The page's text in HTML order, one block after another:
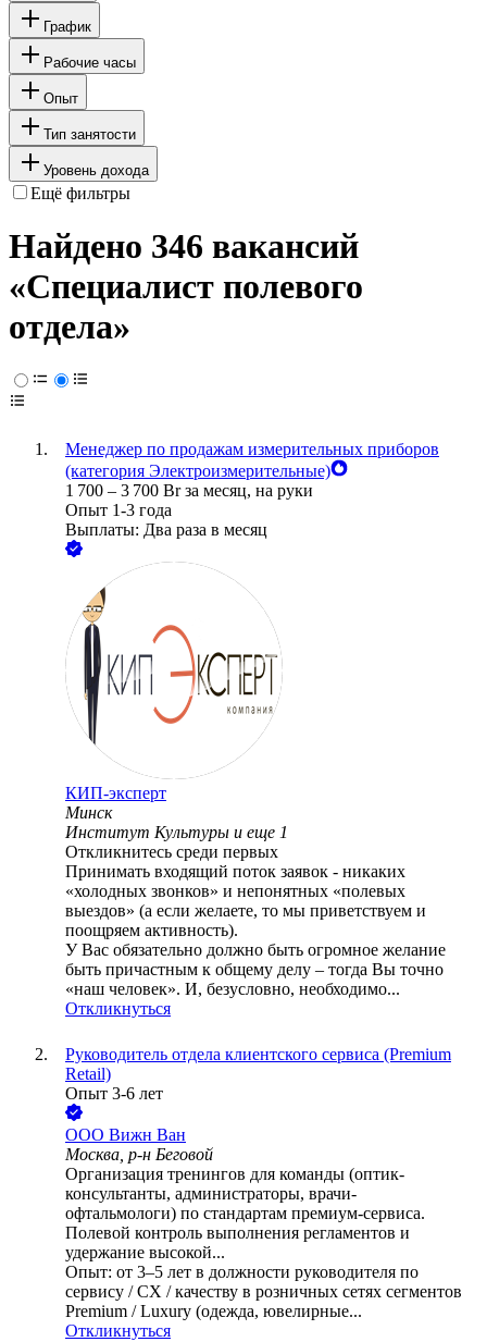
График
Рабочие часы
Опыт
Тип занятости
Уровень дохода
Ещё фильтры
Найдено 346 вакансий
«Специалист полевого
отдела»
Менеджер по продажам измерительных приборов
(категория Электроизмерительные)
1 700 – 3 700 Br за месяц, на руки
Опыт 1-3 года
Выплаты: Два раза в месяц
КИП-эксперт
Минск
Институт Культуры и еще 1
Откликнитесь среди первых
Принимать входящий поток заявок - никаких
«холодных звонков» и непонятных «полевых
выездов» (а если желаете, то мы приветствуем и
поощряем активность).
У Вас обязательно должно быть огромное желание
быть причастным к общему делу – тогда Вы точно
«наш человек». И, безусловно, необходимо...
Откликнуться
Руководитель отдела клиентского сервиса (Premium
Retail)
Опыт 3-6 лет
ООО Вижн Ван
Москва, р-н Беговой
Организация тренингов для команды (оптик-
консультанты, администраторы, врачи-
офтальмологи) по стандартам премиум-сервиса.
Полевой контроль выполнения регламентов и
удержание высокой...
Опыт: от 3–5 лет в должности руководителя по
сервису / CX / качеству в розничных сетях сегментов
Premium / Luxury (одежда, ювелирные...
Откликнуться